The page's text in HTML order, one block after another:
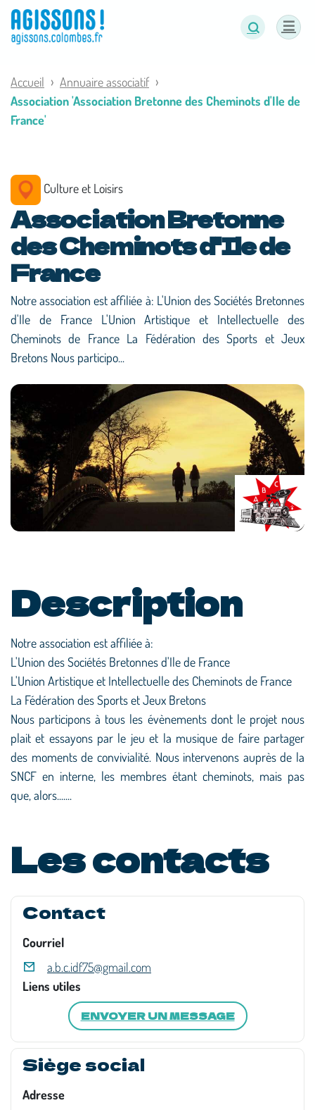
Accueil
Annuaire associatif
Association 'Association Bretonne des Cheminots d'Ile de
France'
Culture et Loisirs
Association Bretonne
des Cheminots d'Ile de
France
Notre association est affiliée à: L'Union des Sociétés Bretonnes
d'Ile de France L'Union Artistique et Intellectuelle des
Cheminots de France La Fédération des Sports et Jeux
Bretons Nous participo...
Description
Notre association est affiliée à:
L'Union des Sociétés Bretonnes d'Ile de France
L'Union Artistique et Intellectuelle des Cheminots de France
La Fédération des Sports et Jeux Bretons
Nous participons à tous les évènements dont le projet nous
plait et essayons par le jeu et la musique de faire partager
des moments de convivialité. Nous intervenons auprès de la
SNCF en interne, les membres étant cheminots, mais pas
que, alors.......
Les contacts
Contact
Courriel
a.b.c.idf75@gmail.com
Liens utiles
ENVOYER UN MESSAGE
Siège social
Adresse
Panneau de gestion des cookies